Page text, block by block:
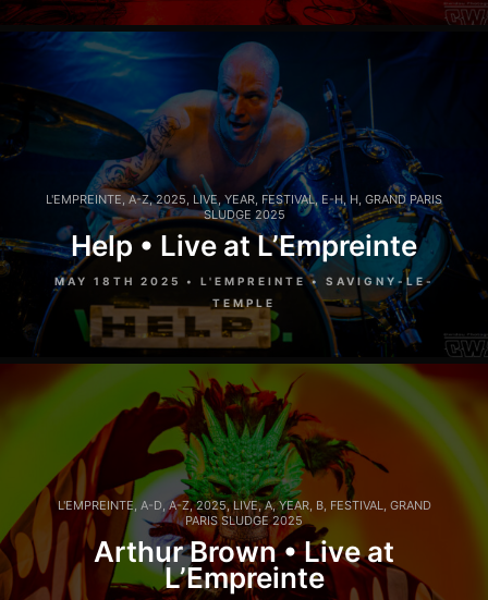
L'EMPREINTE,A-Z,2025, LIVE, YEAR, FESTIVAL, E-H,H, GRAND PARIS
SLUDGE 2025
Help • Live at L’Empreinte
MAY 18TH 2025 • L'EMPREINTE • SAVIGNY-LE-
TEMPLE
L'EMPREINTE, A-D A-Z,2025,LIVE,A,YEAR, B, FESTIVAL
GRAND
PARIS SLUDGE 2025
Arthur Brown • Live at
L’Empreinte